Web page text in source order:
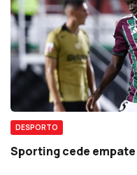
DESPORTO
Sporting cede